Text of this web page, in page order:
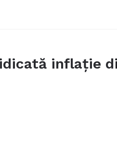
inflație